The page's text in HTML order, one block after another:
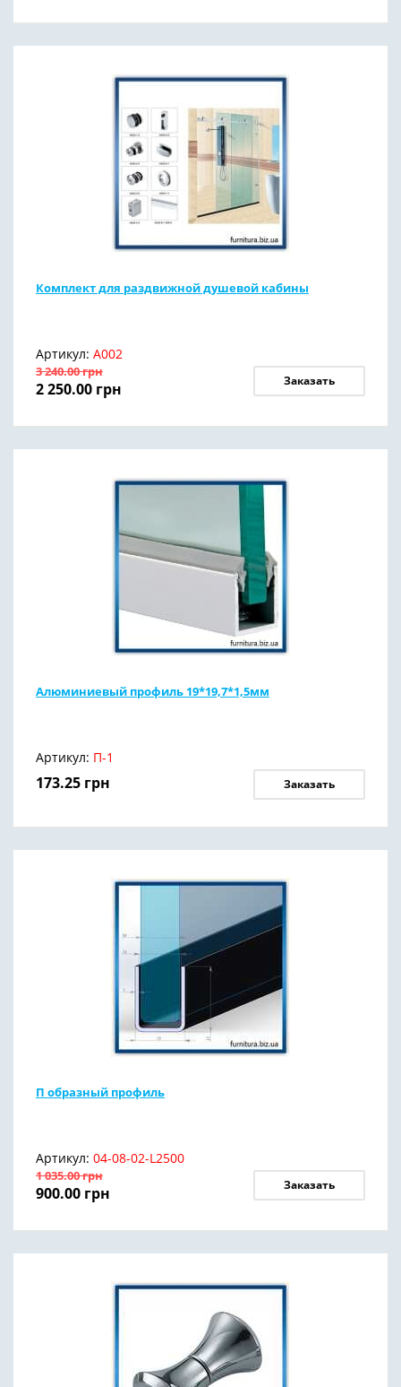
Комплект для раздвижной душевой кабины
Артикул: А002
3 240.00грн
2 250.00 грн Заказать
Алюминиевый профиль 19*19,7*1,5мм
Артикул: П-1
173.25 грн Заказать
П образный профиль
Артикул: 04-08-02-L2500
1 035.00грн
900.00 грн Заказать